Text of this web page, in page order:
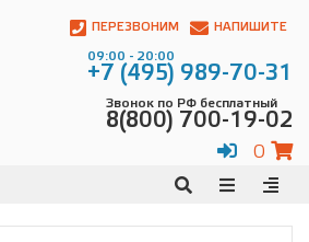
ПЕРЕЗВОНИМ НАПИШИТЕ
09:00 - 20:00
+7 (495) 989-70-31
Звонок по РФ бесплатный
8(800) 700-19-02
0